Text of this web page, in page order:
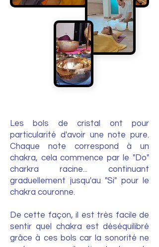
Les bols de cristal ont pour
particularité d'avoir une note pure.
Chaque note correspond à un
chakra, cela commence par le "Do"
charkra racine... continuant
graduellement jusqu'au "Si" pour le
chakra couronne.
De cette façon, il est très facile de
sentir quel chakra est déséquilibré
grâce à ces bols car la sonorité ne